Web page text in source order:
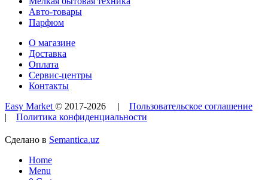
Авто-товары
Парфюм
О магазине
Доставка
Оплата
Сервис-центры
Контакты
Easy Market© 2017-2026
Пользовательское соглашение
Политика конфиденциальности
Сделано в Semantica.uz
Home
Menu